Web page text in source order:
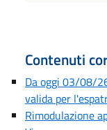
Contenuti
Da oggi 03/08/
valida per
Rimodulazione